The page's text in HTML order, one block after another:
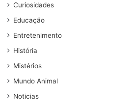
Curiosidades
Educação
Entretenimento
História
Mistérios
Mundo Animal
Noticias